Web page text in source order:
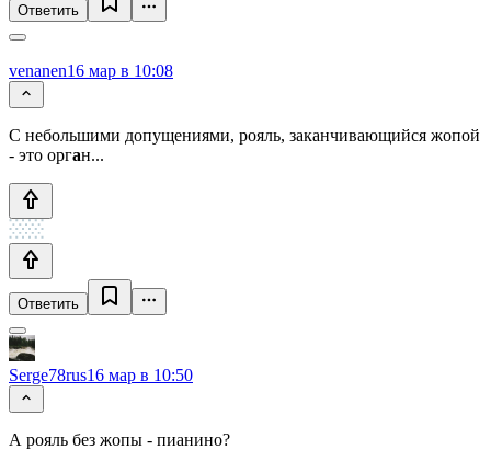
Ответить
venanen16 мар в 10:08
С небольшими допущениями, рояль, заканчивающийся жопой
- это орган...
Ответить
Serge78rus16 мар в 10:50
А рояль без жопы - пианино?